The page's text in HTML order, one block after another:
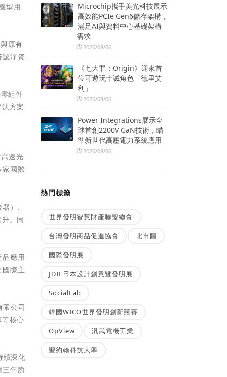
型用
原有
淨資
組件
方案
速光
國際
）、
。同
應用
國際主
公司
核心
續深化
三年躋
Microchip攜手美光科技展示
高效能PCIe Gen6儲存架構，
滿足AI與資料中心基礎架構
需求
2026/08/06
《七大罪：Origin》迎來首
位可遊玩十誡角色「德里艾
利」
2026/08/06
Power Integrations展示全
球首創2200V GaN技術，瞄
準新世代高壓電力系統應用
2026/08/06
熱門標籤
世界發明智慧財產聯盟總會
台灣發明商品促進協會 北市圖
國際發明展
JDIE日本設計創意暨發明展
SocialLab
韓國WICO世界發明創新競賽
OpView 汎武電機工業
聖約翰科技大學